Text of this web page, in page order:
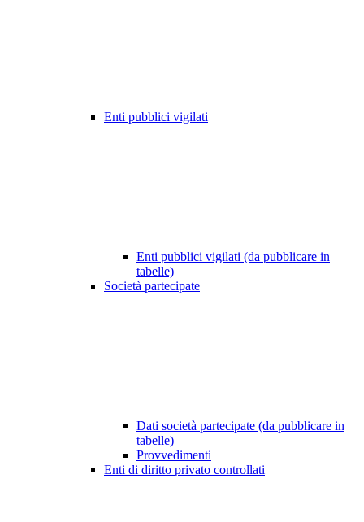
Enti pubblici vigilati
Enti pubblici vigilati (da pubblicare in
tabelle)
Società partecipate
Dati società partecipate (da pubblicare in
tabelle)
Provvedimenti
Enti di diritto privato controllati